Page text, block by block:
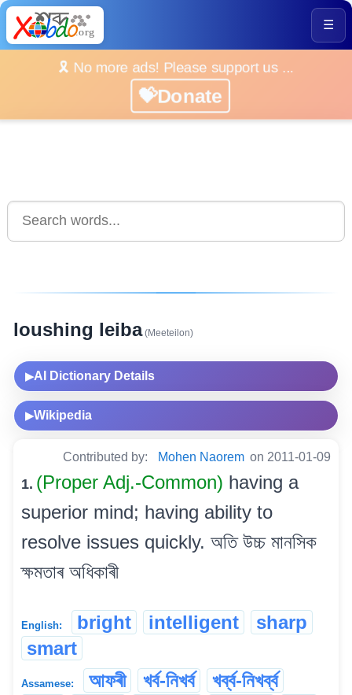
☰
🎗️ No more ads! Please support us ...
💝Donate
loushing leiba(Meeteilon)
▶AI Dictionary Details
▶Wikipedia
Contributed by: Mohen Naorem on 2011-01-09
1. (Proper Adj.-Common) having a
superior mind; having ability to
resolve issues quickly. অতি উচ্চ মানসিক
ক্ষমতাৰ অধিকাৰী
English: bright intelligent
sharp
smart
Assamese: আফৰী খৰ্ব-নিখৰ্ব
খৰ্ব্ব-নিখৰ্ব্ব